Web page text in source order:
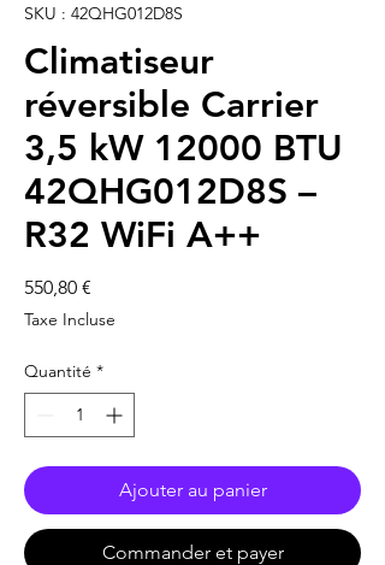
SKU : 42QHG012D8S
Climatiseur
réversible Carrier
3,5 kW 12000 BTU
42QHG012D8S –
R32 WiFi A++
550,80 €
Taxe Incluse
Quantité *
Ajouter au panier
Commander et payer